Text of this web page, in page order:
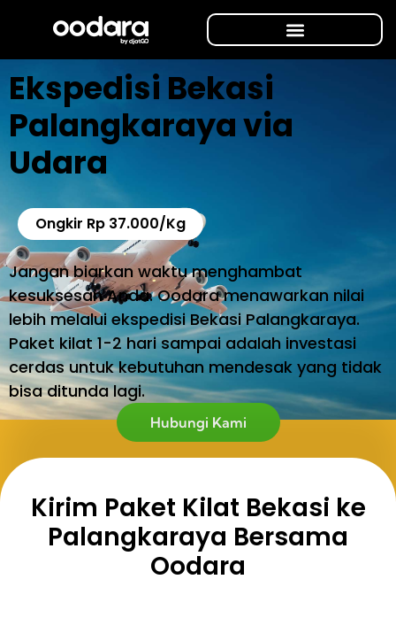
Ekspedisi Bekasi
Palangkaraya via
Udara
Ongkir Rp 37.000/Kg
Jangan biarkan waktu menghambat
kesuksesan Anda. Oodara menawarkan nilai
lebih melalui ekspedisi Bekasi Palangkaraya.
Paket kilat 1-2 hari sampai adalah investasi
cerdas untuk kebutuhan mendesak yang tidak
bisa ditunda lagi.
Hubungi Kami
Kirim Paket Kilat Bekasi ke
Palangkaraya Bersama
Oodara